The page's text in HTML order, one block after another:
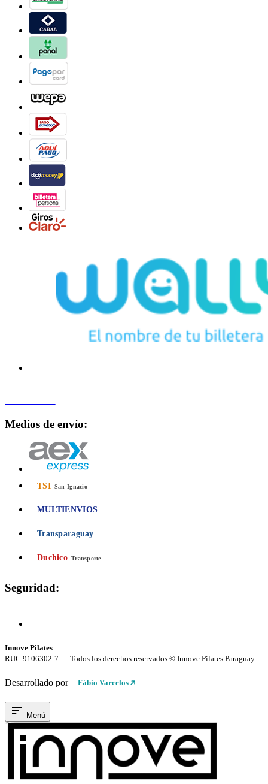
Medios de envío:
TSI San Ignacio
MULTIENVIOS
Transparaguay
Duchico Transporte
Seguridad:
Innove Pilates
RUC 9106302-7 — Todos los derechos reservados © Innove Pilates Paraguay.
Desarrollado por Fábio Varcelos
Menú